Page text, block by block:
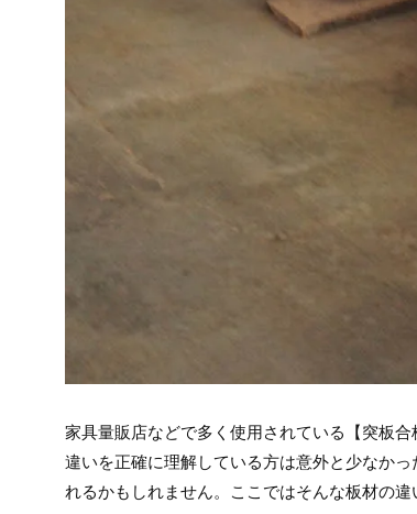
家具量販店などで多く使用されている【突板
違いを正確に理解している方は意外と少なか
れるかもしれません。ここではそんな板材の違